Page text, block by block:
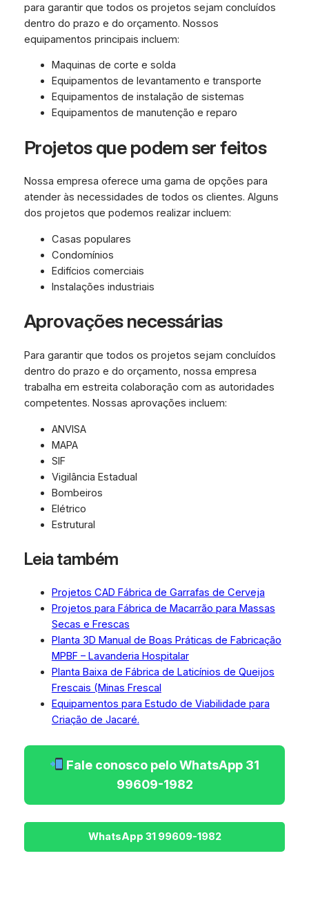
para garantir que todos os projetos sejam concluídos
dentro do prazo e do orçamento. Nossos
equipamentos principais incluem:
Maquinas de corte e solda
Equipamentos de levantamento e transporte
Equipamentos de instalação de sistemas
Equipamentos de manutenção e reparo
Projetos que podem ser feitos
Nossa empresa oferece uma gama de opções para
atender às necessidades de todos os clientes. Alguns
dos projetos que podemos realizar incluem:
Casas populares
Condomínios
Edifícios comerciais
Instalações industriais
Aprovações necessárias
Para garantir que todos os projetos sejam concluídos
dentro do prazo e do orçamento, nossa empresa
trabalha em estreita colaboração com as autoridades
competentes. Nossas aprovações incluem:
ANVISA
MAPA
SIF
Vigilância Estadual
Bombeiros
Elétrico
Estrutural
Leia também
Projetos CAD Fábrica de Garrafas de Cerveja
Projetos para Fábrica de Macarrão para Massas
Secas e Frescas
Planta 3D Manual de Boas Práticas de Fabricação
MPBF – Lavanderia Hospitalar
Planta Baixa de Fábrica de Laticínios de Queijos
Frescais (Minas Frescal
Equipamentos para Estudo de Viabilidade para
Criação de Jacaré.
Fale conosco pelo WhatsApp 31
99609-1982